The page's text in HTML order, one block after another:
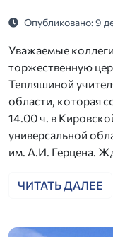
Опубликовано: 9
Уважаемые
торжественную
Тепляшиной
области, которая
14.00 ч. в
универсальной
им. А.И. Герцена.
ЧИТАТЬ ДАЛЕЕ